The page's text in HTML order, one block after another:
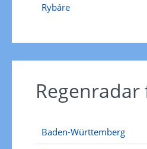
Rybáre
Baden-Württemberg